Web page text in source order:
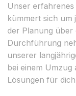
Unser
kümmert sich um
der Planung über
Durchführung
unserer
bei einem Umzug
Lösungen für